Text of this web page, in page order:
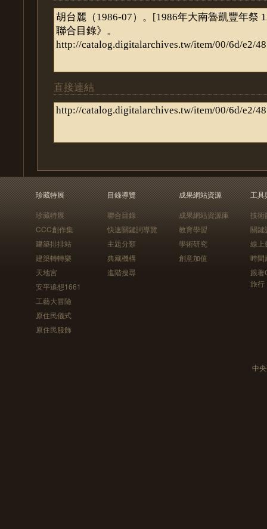
直接連結
珍藏特展
珍藏特展
CCC創作集
建築排排站
建築轉轉樂
天地宮
安平追想1661
工藝大冒險
原住民儀式
原住民服飾
目錄導覽
聯合目錄
快速關鍵詞導覽
主題分類
典藏機構
進階搜尋
成果網站資源
成果網站資源庫
教育學習
學術研究
創意加值
工具
技術
關鍵
線上
時間
跟
旅行
中